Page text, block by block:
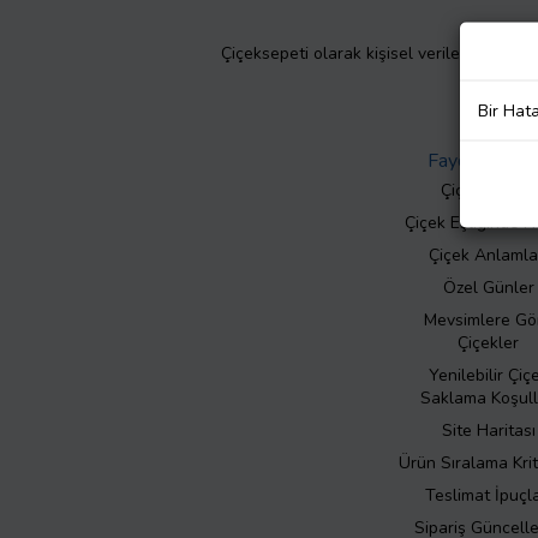
Çiçeksepeti olarak kişisel verilerinizin
Faydalı Bilgiler
Çiçek Bakımı
Çiçek Eşliğinde
Çiçek
Özel Günler
Mevsimlere
Çiçekler
Yenilebilir
Saklama
Site Haritası
Ürün Sıralama
Teslimat
Sipariş
Bir